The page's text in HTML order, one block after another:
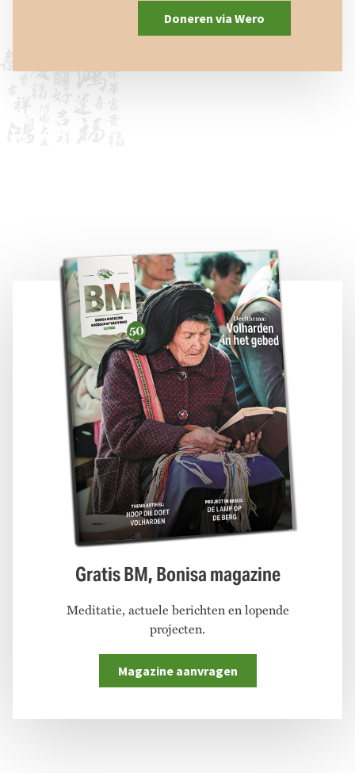
Gratis BM, Bonisa magazine
Meditatie, actuele berichten en lopende
projecten.
Magazine aanvragen